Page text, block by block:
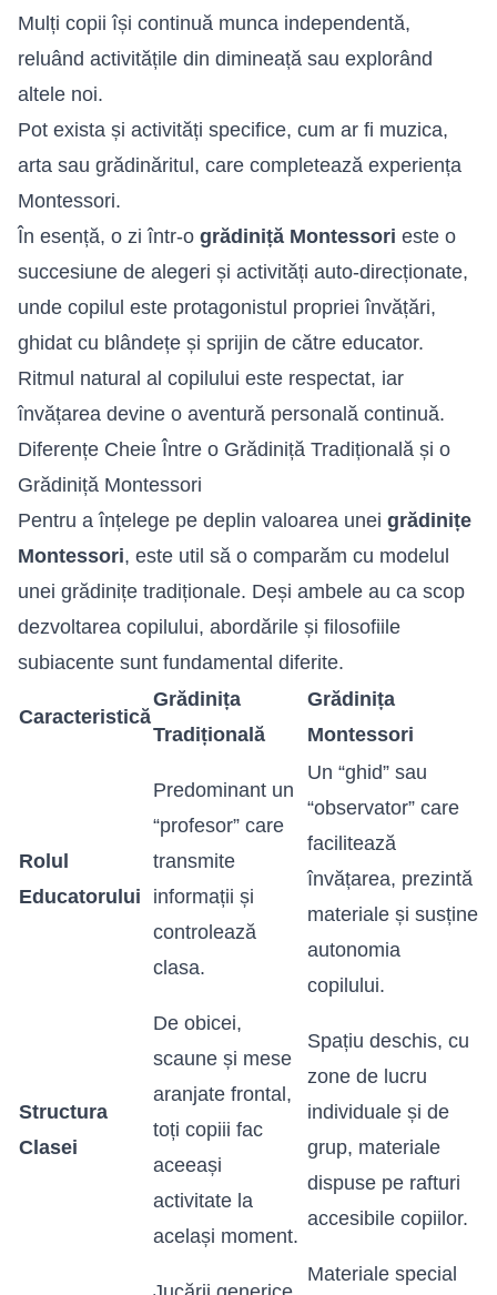
Mulți copii își continuă munca independentă,
reluând activitățile din dimineață sau explorând
altele noi.
Pot exista și activități specifice, cum ar fi muzica,
arta sau grădinăritul, care completează experiența
Montessori.
În esență, o zi într-o grădiniță Montessori este o
succesiune de alegeri și activități auto-direcționate,
unde copilul este protagonistul propriei învățări,
ghidat cu blândețe și sprijin de către educator.
Ritmul natural al copilului este respectat, iar
învățarea devine o aventură personală continuă.
Diferențe Cheie Între o Grădiniță Tradițională și o
Grădiniță Montessori
Pentru a înțelege pe deplin valoarea unei grădinițe
Montessori, este util să o comparăm cu modelul
unei grădinițe tradiționale. Deși ambele au ca scop
dezvoltarea copilului, abordările și filosofiile
subiacente sunt fundamental diferite.
Caracteristică
Grădinița
Tradițională
Grădinița
Montessori
Rolul
Educatorului
Predominant un
“profesor” care
transmite
informații și
controlează
clasa.
Un “ghid” sau
“observator” care
facilitează
învățarea, prezintă
materiale și susține
autonomia
copilului.
Structura
Clasei
De obicei,
scaune și mese
aranjate frontal,
toți copiii fac
aceeași
activitate la
același moment.
Spațiu deschis, cu
zone de lucru
individuale și de
grup, materiale
dispuse pe rafturi
accesibile copiilor.
Materiale special